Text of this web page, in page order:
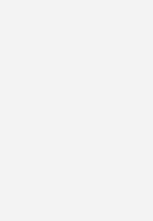
Unnahbarkeit.
gegenseitiger Respekt
Auf dieser Basis
auszubilden, die aber
starkes Kollektiv bzw.
schulische und
Deutschhaus-
weitere
familiär geprägten,
Persönlichkeiten